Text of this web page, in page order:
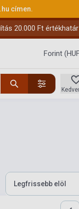
címen.
20.000 Ft
Forint